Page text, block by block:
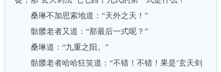
桑琳不加思索地道：“天外之天！”
骷髅老者又道：“那最后一式呢？”
桑琳道：“九重之阳。”
骷髅老者哈哈狂笑道：“不错！不错！果是‘玄天剑